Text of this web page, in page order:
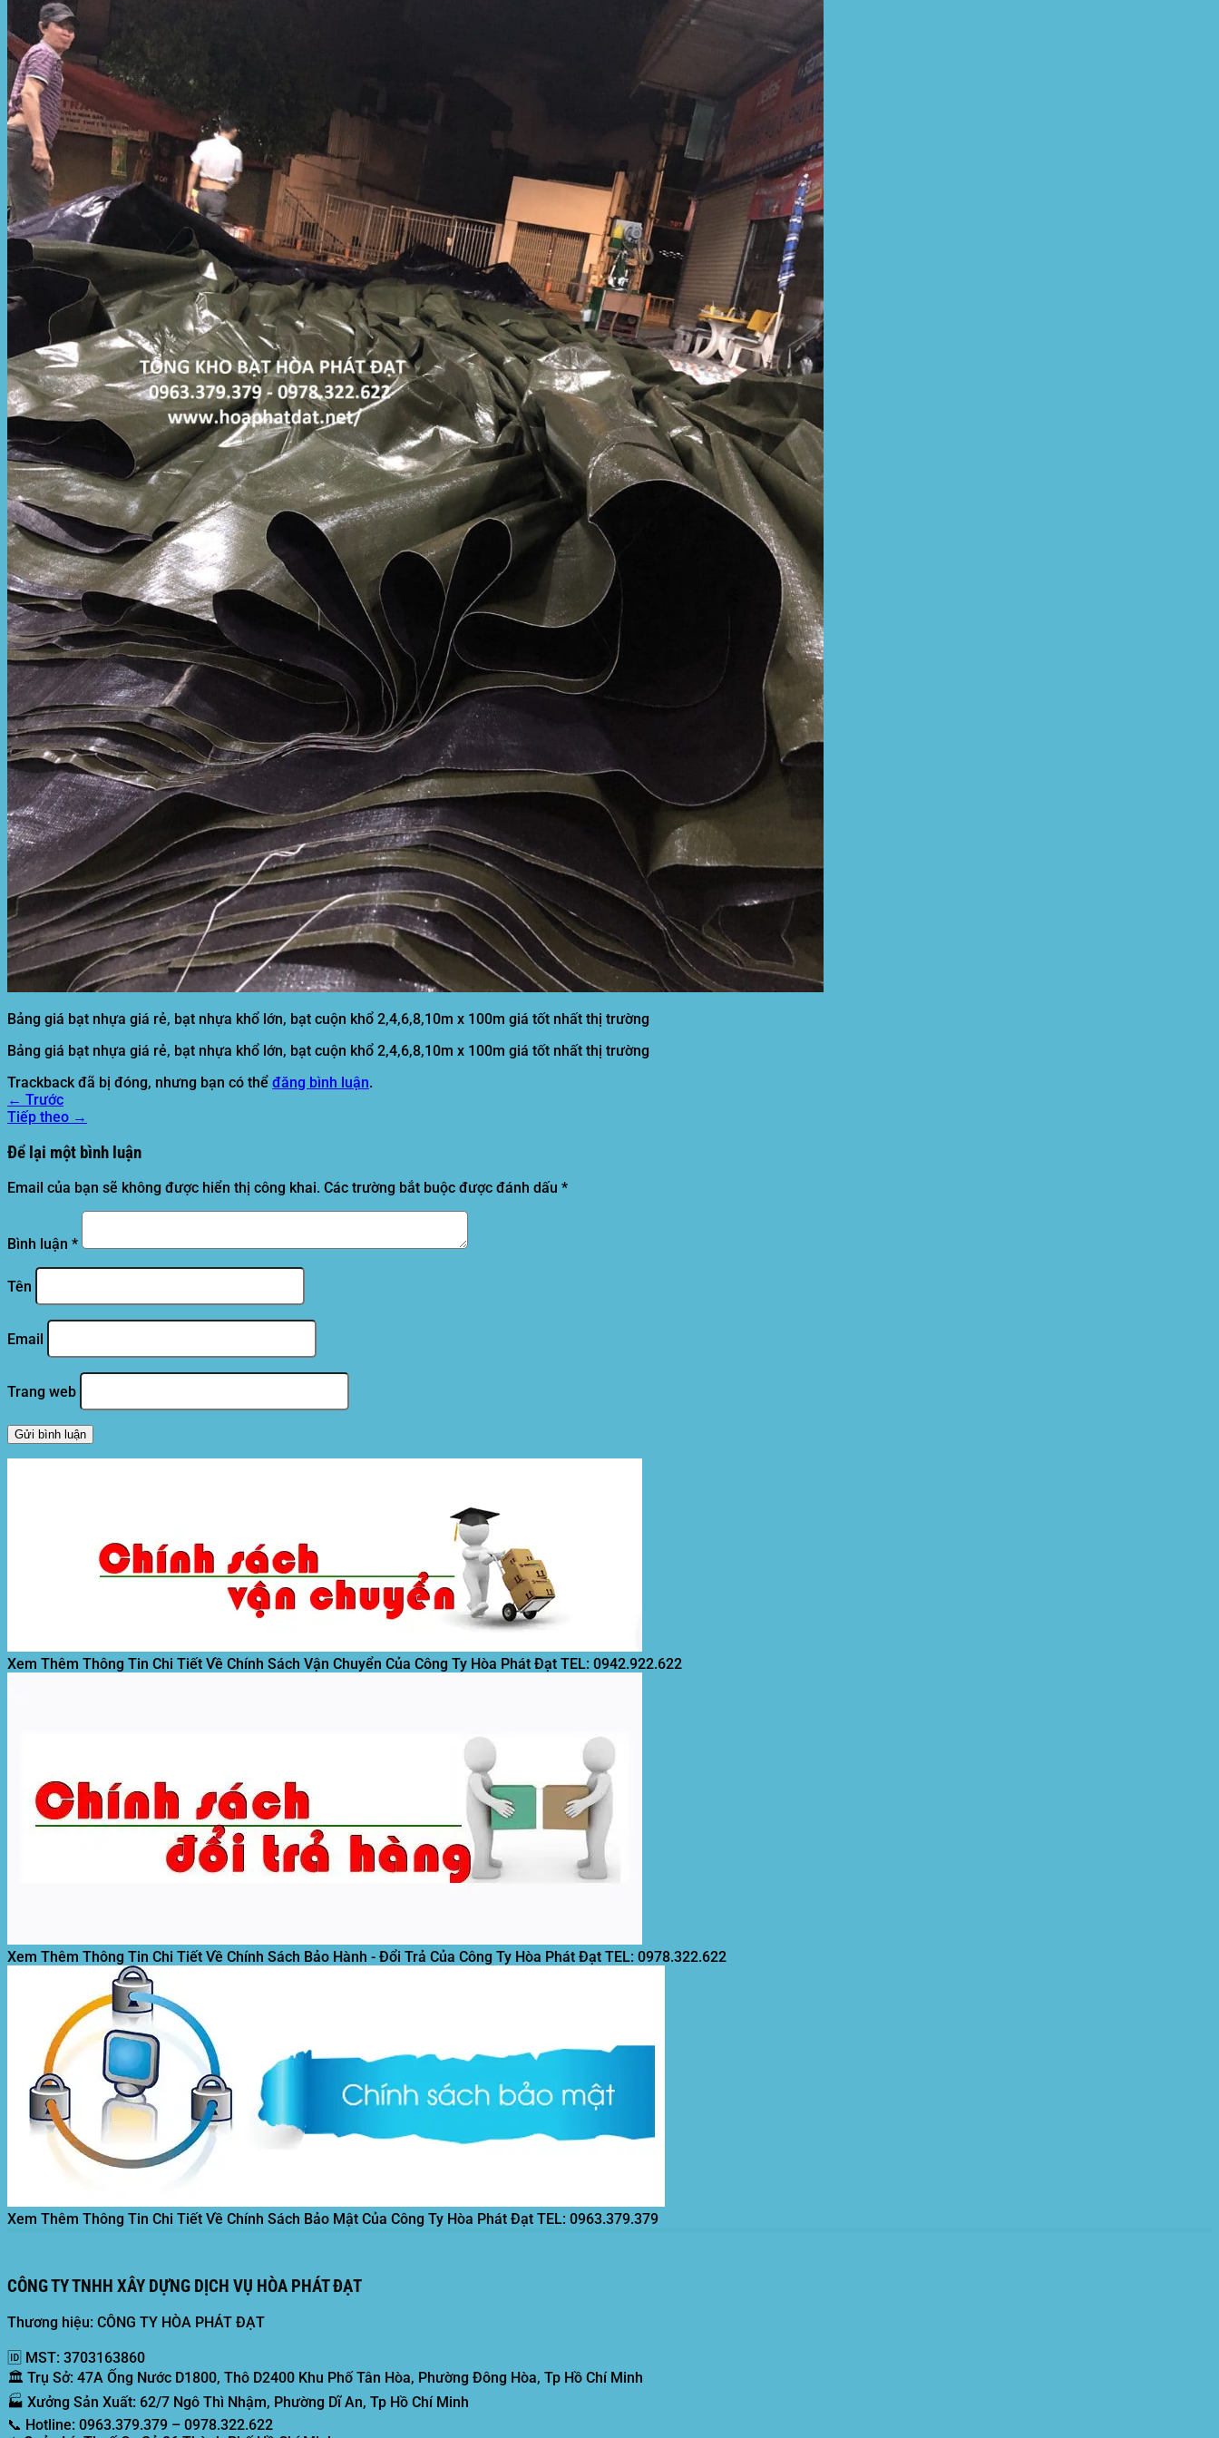
Hòa Phát Đạt
Giới thiệu Hòa Phát Đạt
Sản Phẩm
Sản Phẩm Bạt Che Ngoài Trời
Bạt che nắng mưa
Bạt kéo ngoài trời
Bạt che tự cuốn
Bạt nhựa xanh cam
Bạt sọc 3 màu
Bạt nhựa giá rẻ
Bạt lót ao hồ
Bạt nhựa đen HDPE
Màng chống thấm HDPE
Sản Phẩm Dù Che Ngoài Trời
Dù che nắng
Dù che quán cafe
Dù che sự kiện
Dù lệch tâm
Sản Phẩm Mái Che Di Động
Mái hiên di động
Mái xếp di động
Nhà bạt di động
Motor kéo bạt che
Dự Án Hòa Phát Đạt
Lưới che nắng
Màng phủ nông nghiệp
Bạt Kéo Quán Cafe
Bạt Kéo Sân Trường
Thi Công Mái Xếp Hà Nội
Thi Công Mái Xếp TPHCM
Thi Công Mái Xếp Bình Dương
Thi Công Mái Xếp Biên Hòa
Tin tức
Hoạt động
May bạt mái che
Thi công bạt lót lồ
Thay bạt áo dù
Thay bạt mái che
Thi công mái tôn
Tuyển Dụng Hòa Phát Đạt
Liên hệ Hòa Phát Đạt
Tìm
kiếm:
Bảng giá bạt nhựa giá rẻ, bạt nhựa khổ lớn, bạt cuộn khổ 2,4,6,8,10m x 100m giá tốt nhất thị trường
Bảng giá bạt nhựa giá rẻ, bạt nhựa khổ lớn, bạt cuộn khổ 2,4,6,8,10m x 100m giá tốt nhất thị trường
Trackback đã bị đóng, nhưng bạn có thể đăng bình luận.
← Trước
Tiếp theo →
Để lại một bình luận
Email của bạn sẽ không được hiển thị công khai. Các trường bắt buộc được đánh dấu *
Bình luận *
Tên
Email
Trang web
Xem Thêm Thông Tin Chi Tiết Về Chính Sách Vận Chuyển Của Công Ty Hòa Phát Đạt TEL: 0942.922.622
Xem Thêm Thông Tin Chi Tiết Về Chính Sách Bảo Hành - Đổi Trả Của Công Ty Hòa Phát Đạt TEL: 0978.322.622
Xem Thêm Thông Tin Chi Tiết Về Chính Sách Bảo Mật Của Công Ty Hòa Phát Đạt TEL: 0963.379.379
CÔNG TY TNHH XÂY DỰNG DỊCH VỤ HÒA PHÁT ĐẠT
Thương hiệu: CÔNG TY HÒA PHÁT ĐẠT
🆔 MST: 3703163860
🏛️ Trụ Sở: 47A Ống Nước D1800, Thô D2400 Khu Phố Tân Hòa, Phường Đông Hòa, Tp Hồ Chí Minh
🏭 Xưởng Sản Xuất: 62/7 Ngô Thì Nhậm, Phường Dĩ An, Tp Hồ Chí Minh
📞 Hotline: 0963.379.379 – 0978.322.622